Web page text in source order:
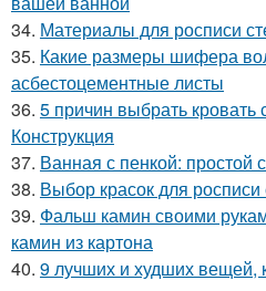
34. Материалы для росписи
35. Какие размеры шифера
асбестоцементные листы
36. 5 причин выбрать
Конструкция
37. Ванная с пенкой: простой
38. Выбор красок для росписи
39. Фальш камин своими
камин из картона
40. 9 лучших и худших вещей,